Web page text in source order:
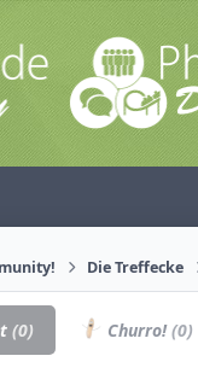
Die Treffecke
(0) Churro!(0)